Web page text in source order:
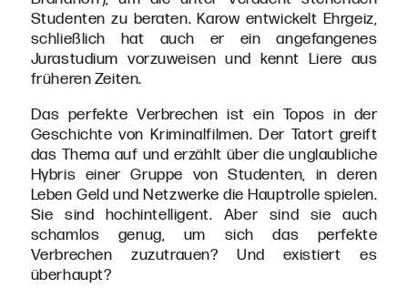
Studenten zu beraten. Karow entwickelt Ehrgeiz,
schließlich hat auch er ein angefangenes
Jurastudium vorzuweisen und kennt Liere aus
früheren Zeiten.
Das perfekte Verbrechen ist ein Topos in der
Geschichte von Kriminalfilmen. Der Tatort greift
das Thema auf und erzählt über die unglaubliche
Hybris einer Gruppe von Studenten, in deren
Leben Geld und Netzwerke die Hauptrolle spielen.
Sie sind hochintelligent. Aber sind sie auch
schamlos genug, um sich das perfekte
Verbrechen zuzutrauen? Und existiert es
überhaupt?